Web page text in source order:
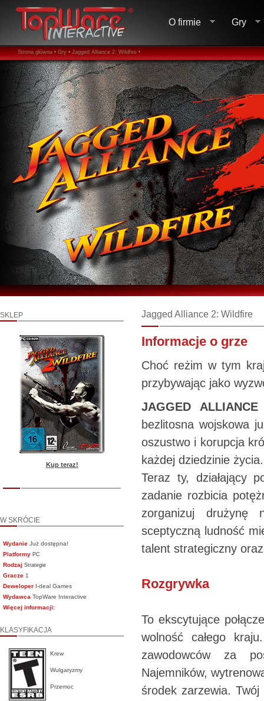
O firmie Gry
Strona główna • Gry • Jagged Alliance 2: Wildfire •
SKLEP
Kup teraz!
W SKRÓCIE
Wydanie Już dostępna!
Platformy PC
Rodzaj Strategie
Gracze 1
Deweloper I-deal Games
Wydawca TopWare Interactive
Więcej informacji:
KLASYFIKACJA
Krew
Wulgaryzmy
Przemoc
Jagged Alliance 2: Wildfire
Informacje o grze
Choć reżim w tym
przybywając jako
JAGGED
bezlitosna wojskowa
oszustwo i korupcja
każdej dziedzinie
Teraz ty, działający
zadanie rozbicia
zorganizuj drużynę
sceptyczną ludność
talent strategiczny
Rozgrywka
To ekscytujące
wolność całego
zawodowców za
Najemników,
środek zarzewia. Twój